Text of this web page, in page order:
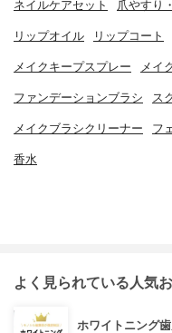
ネイルケアセット 爪やすり
リップオイル リップコート
メイクキープスプレー メイ
ファンデーションブラシ ス
メイクブラシクリーナー フ
香水
よく見られている人気
ホワイトニング